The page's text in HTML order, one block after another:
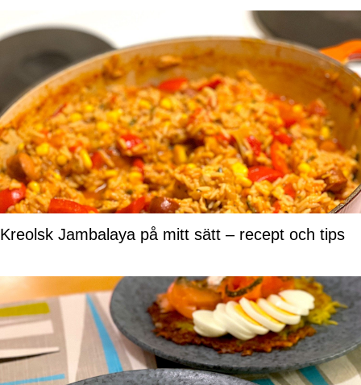
Kreolsk Jambalaya på mitt sätt – recept och tips